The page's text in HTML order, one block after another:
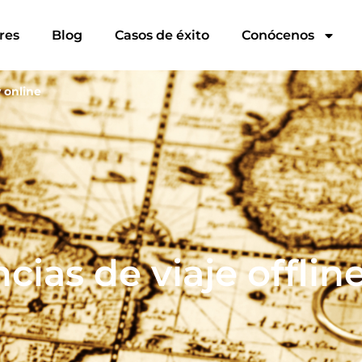
Blog Casos de éxito Conócenos
online
de viaje